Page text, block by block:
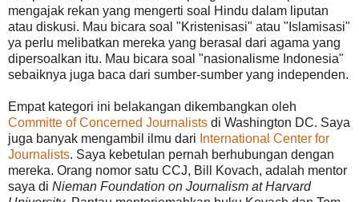
mengajak rekan yang mengerti soal Hindu dalam liputan
atau diskusi. Mau bicara soal "Kristenisasi" atau "Islamisasi"
ya perlu melibatkan mereka yang berasal dari agama yang
dipersoalkan itu. Mau bicara soal "nasionalisme Indonesia"
sebaiknya juga baca dari sumber-sumber yang independen.
Empat kategori ini belakangan dikembangkan oleh
Committe of Concerned Journalists di Washington DC. Saya
juga banyak mengambil ilmu dari International Center for
Journalists. Saya kebetulan pernah berhubungan dengan
mereka. Orang nomor satu CCJ, Bill Kovach, adalah mentor
saya di Nieman Foundation on Journalism at Harvard